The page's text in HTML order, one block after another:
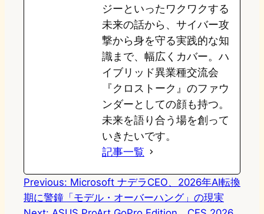
ジーといったワクワクする
未来の話から、サイバー攻
撃から身を守る実践的な知
識まで、幅広くカバー。ハ
イブリッド異業種交流会
『クロストーク』のファウ
ンダーとしての顔も持つ。
未来を語り合う場を創って
いきたいです。
記事一覧
Previous: Microsoft ナデラCEO、2026年AI転換
期に警鐘「モデル・オーバーハング」の現実